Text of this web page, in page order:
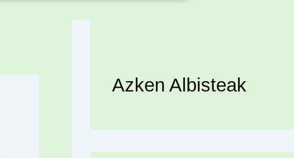
Azken Albisteak